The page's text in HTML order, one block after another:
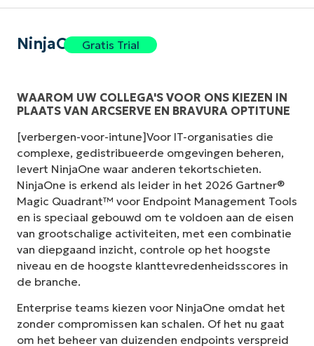
NinjaOneGratis Trial
WAAROM UW COLLEGA'S VOOR ONS KIEZEN IN
PLAATS VAN ARCSERVE EN BRAVURA OPTITUNE
[verbergen-voor-intune]Voor IT-organisaties die
complexe, gedistribueerde omgevingen beheren,
levert NinjaOne waar anderen tekortschieten.
NinjaOne is erkend als leider in het 2026 Gartner®
Magic Quadrant™ voor Endpoint Management Tools
en is speciaal gebouwd om te voldoen aan de eisen
van grootschalige activiteiten, met een combinatie
van diepgaand inzicht, controle op het hoogste
niveau en de hoogste klanttevredenheidsscores in
de branche.
Enterprise teams kiezen voor NinjaOne omdat het
zonder compromissen kan schalen. Of het nu gaat
om het beheer van duizenden endpoints verspreid